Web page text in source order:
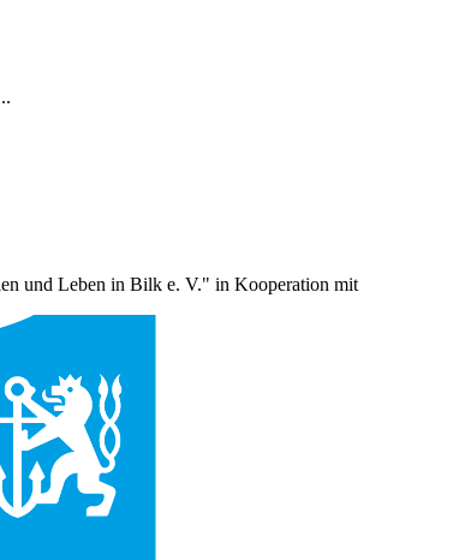
und Leben in Bilk e. V." in Kooperation mit